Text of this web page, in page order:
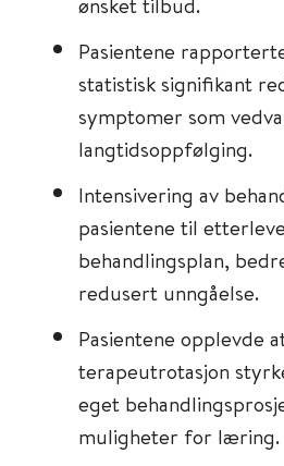
Pasientene
statistisk signifikant
symptomer som
langtidsoppfølging.
Intensivering av
pasientene til
behandlingsplan,
redusert unngåelse.
Pasientene opplevde
terapeutrotasjon
eget
muligheter for læring.